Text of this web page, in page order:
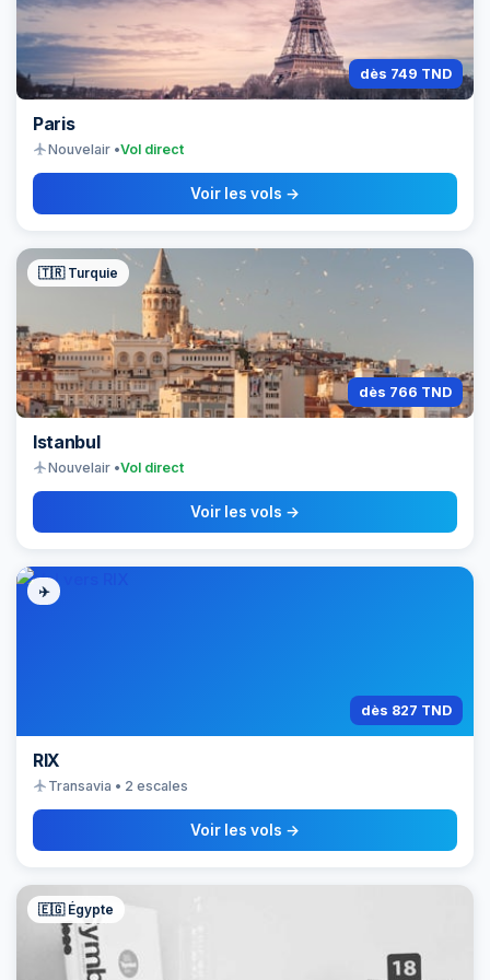
dès 749 TND
Paris
flightNouvelair •Vol direct
Voir les vols →
🇹🇷 Turquie
dès 766 TND
Istanbul
flightNouvelair •Vol direct
Voir les vols →
✈️
dès 827 TND
RIX
flight Transavia • 2 escales
Voir les vols →
🇪🇬 Égypte